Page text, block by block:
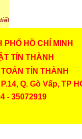
HỒ CHÍ MINH
TÍN THÀNH
TÍN THÀNH
Q. Gò Vấp, TP
- 35072919